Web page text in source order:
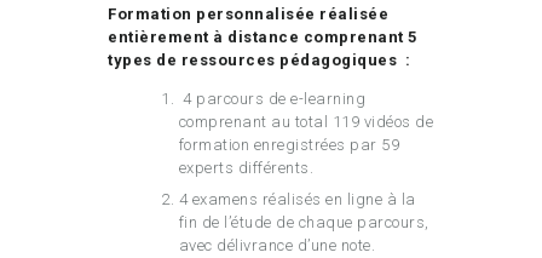
Formation personnalisée réalisée
entièrement à distance comprenant 5
types de ressources pédagogiques :
4 parcours de e-learning
comprenant au total 119 vidéos de
formation enregistrées par 59
experts différents.
4 examens réalisés en ligne à la
fin de l’étude de chaque parcours,
avec délivrance d’une note.